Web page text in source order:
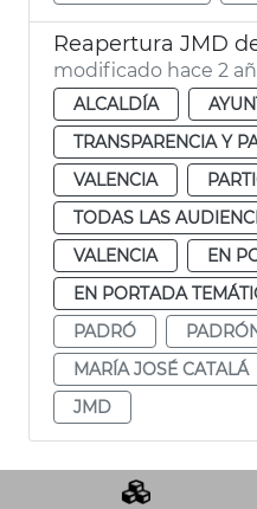
Reapertura JMD
modificado hace 2
ALCALDÍA
TRANSPARENCIA Y
VALENCIA
TODAS LAS
VALENCIA
EN
EN PORTADA
PADRÓ
MARÍA JOSÉ CATALÁ
JMD